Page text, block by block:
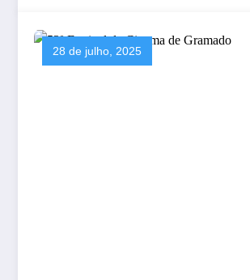
28 de julho, 2025